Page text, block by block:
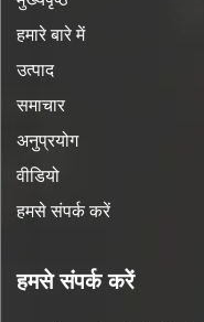
हमारे बारे में
उत्पाद
समाचार
अनुप्रयोग
वीडियो
हमसे संपर्क करें
हमसे संपर्क करें